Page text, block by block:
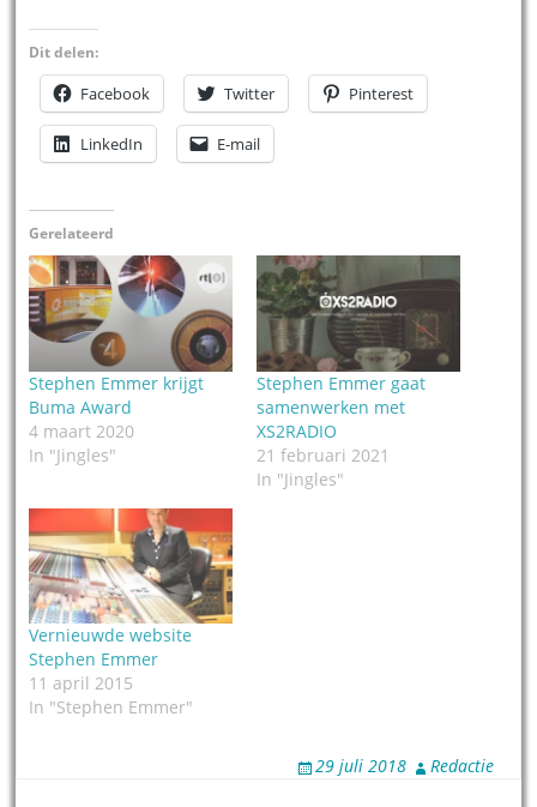
Dit delen:
Facebook Twitter Pinterest
LinkedIn E-mail
Gerelateerd
Stephen Emmer krijgt
Buma Award
4 maart 2020
In "Jingles"
Stephen Emmer gaat
samenwerken met
XS2RADIO
21 februari 2021
In "Jingles"
Vernieuwde website
Stephen Emmer
11 april 2015
In "Stephen Emmer"
29 juli 2018 Redactie